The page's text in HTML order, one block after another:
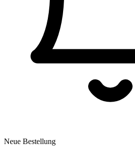
Neue Bestellung